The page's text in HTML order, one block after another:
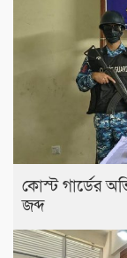
কোস্ট গার্ডের
জব্দ